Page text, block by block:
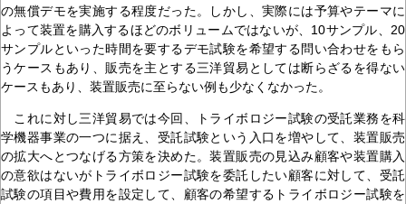
の無償デモを実施する程度だった。しかし、実際には予算やテーマに
よって装置を購入するほどのボリュームではないが、10サンプル、20
サンプルといった時間を要するデモ試験を希望する問い合わせをもら
うケースもあり、販売を主とする三洋貿易としては断らざるを得ない
ケースもあり、装置販売に至らない例も少なくなかった。
これに対し三洋貿易では今回、トライボロジー試験の受託業務を科
学機器事業の一つに据え、受託試験という入口を増やして、装置販売
の拡大へとつなげる方策を決めた。装置販売の見込み顧客や装置購入
の意欲はないがトライボロジー試験を委託したい顧客に対して、受託
試験の項目や費用を設定して、顧客の希望するトライボロジー試験を